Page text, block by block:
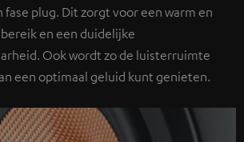
plug. Dit zorgt voor een warm en
en een duidelijke
Ook wordt zo de luisterruimte
een optimaal geluid kunt genieten.